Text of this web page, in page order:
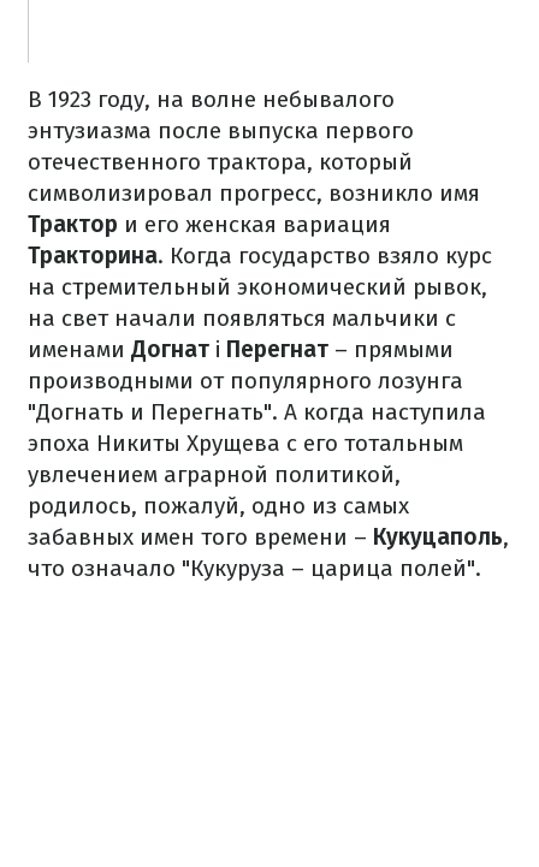
В 1923 году, на волне небывалого
энтузиазма после выпуска первого
отечественного трактора, который
символизировал прогресс, возникло имя
Трактор и его женская вариация
Тракторина. Когда государство взяло курс
на стремительный экономический рывок,
на свет начали появляться мальчики с
именами Догнат і Перегнат – прямыми
производными от популярного лозунга
"Догнать и Перегнать". А когда наступила
эпоха Никиты Хрущева с его тотальным
увлечением аграрной политикой,
родилось, пожалуй, одно из самых
забавных имен того времени – Кукуцаполь,
что означало "Кукуруза – царица полей".